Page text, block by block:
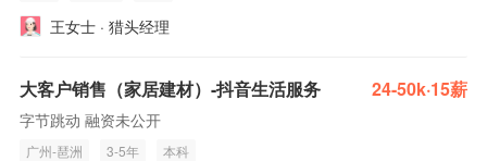
王女士 · 猎头经理
大客户销售（家居建材）-抖音生活服务 24-50k·15薪
字节跳动 融资未公开
广州-琶洲 3-5年 本科